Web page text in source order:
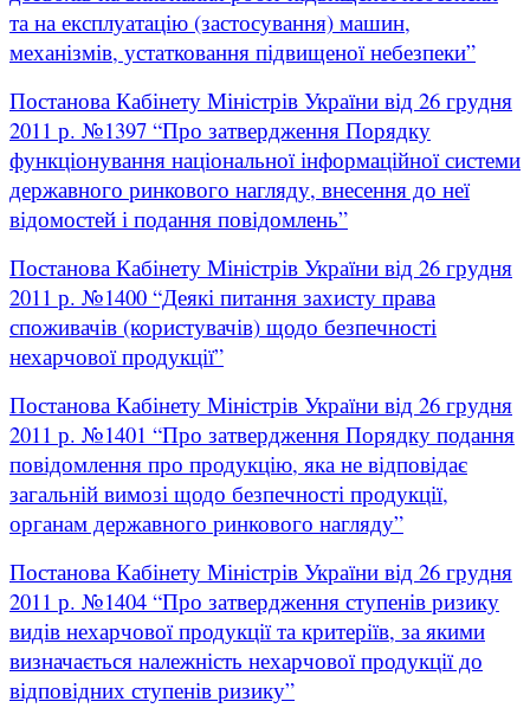
та на експлуатацію (застосування) машин,
механізмів, устатковання підвищеної небезпеки”
Постанова Кабінету Міністрів України від 26 грудня
2011 р. №1397 “Про затвердження Порядку
функціонування національної інформаційної системи
державного ринкового нагляду, внесення до неї
відомостей і подання повідомлень”
Постанова Кабінету Міністрів України від 26 грудня
2011 р. №1400 “Деякі питання захисту права
споживачів (користувачів) щодо безпечності
нехарчової продукції”
Постанова Кабінету Міністрів України від 26 грудня
2011 р. №1401 “Про затвердження Порядку подання
повідомлення про продукцію, яка не відповідає
загальній вимозі щодо безпечності продукції,
органам державного ринкового нагляду”
Постанова Кабінету Міністрів України від 26 грудня
2011 р. №1404 “Про затвердження ступенів ризику
видів нехарчової продукції та критеріїв, за якими
визначається належність нехарчової продукції до
відповідних ступенів ризику”